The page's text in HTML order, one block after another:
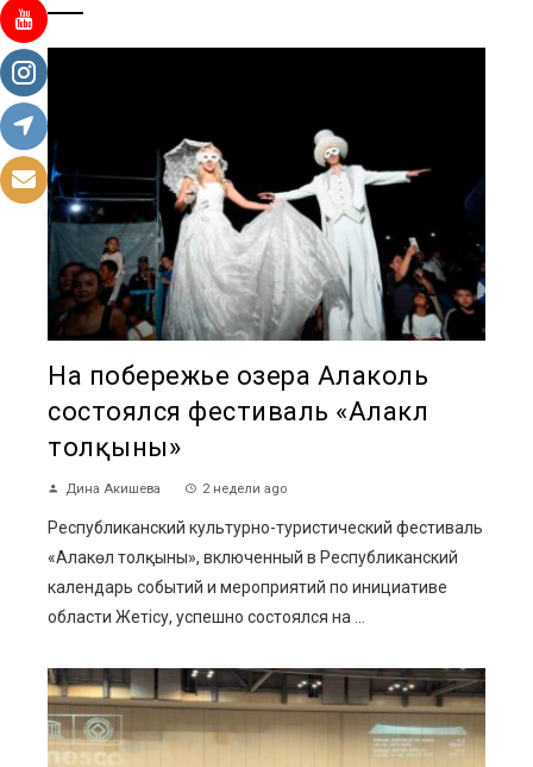
На побережье озера Алаколь
состоялся фестиваль «Алакөл
толқыны»
Дина Акишева 2 недели ago
Республиканский культурно-туристический фестиваль
«Алакөл толқыны», включенный в Республиканский
календарь событий и мероприятий по инициативе
области Жетісу, успешно состоялся на ...